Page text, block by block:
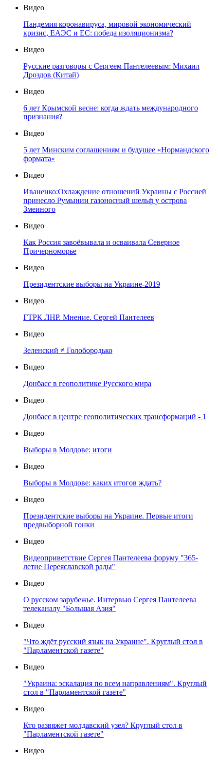
Видео
Пандемия коронавируса, мировой экономический
кризис, ЕАЭС и ЕС: победа изоляционизма?
Видео
Русские разговоры с Сергеем Пантелеевым: Михаил
Дроздов (Китай)
Видео
6 лет Крымской весне: когда ждать международного
признания?
Видео
5 лет Минским соглашениям и будущее «Нормандского
формата»
Видео
Иваненко:Охлаждение отношений Украины с Россией
принесло Румынии газоносный шельф у острова
Змеиного
Видео
Как Россия завоёвывала и осваивала Северное
Причерноморье
Видео
Президентские выборы на Украине-2019
Видео
ГТРК ЛНР. Мнение. Сергей Пантелеев
Видео
Зеленский ≠ Голобородько
Видео
Донбасс в геополитике Русского мира
Видео
Донбасс в центре геополитических трансформаций - 1
Видео
Выборы в Молдове: итоги
Видео
Выборы в Молдове: каких итогов ждать?
Видео
Президентские выборы на Украине. Первые итоги
предвыборной гонки
Видео
Видеоприветствие Сергея Пантелеева форуму "365-
летие Переяславской рады"
Видео
О русском зарубежье. Интервью Сергея Пантелеева
телеканалу "Большая Азия"
Видео
"Что ждёт русский язык на Украине". Круглый стол в
"Парламентской газете"
Видео
"Украина: эскалация по всем направлениям". Круглый
стол в "Парламентской газете"
Видео
Кто развяжет молдавский узел? Круглый стол в
"Парламентской газете"
Видео